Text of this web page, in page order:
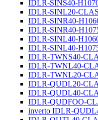
IDLR-SINS40-
IDLR-SINL20-
IDLR-SINR40-
IDLR-SINR40-
IDLR-SINL40-
IDLR-SINL40-
IDLR-TWNS40-
IDLR-TWNL40-
IDLR-TWNL20-
IDLR-QUDL20-
IDLR-QUDL40-
IDLR-QUDFOO-
inverto IDLR-